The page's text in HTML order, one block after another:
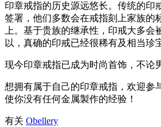
印章戒指的历史源远悠长。传统的印
签署，他们多数会在戒指刻上家族的
上。基于贵族的继承性，印戒大多会
以，真确的印戒已经很稀有及相当珍
现今印章戒指已成为时尚首饰，不论
想拥有属于自己的印章戒指，欢迎参
使你没有任何金属製作的经验！
有关 Obellery